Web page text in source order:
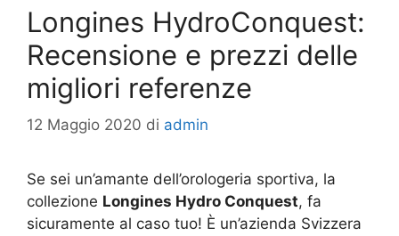
Longines HydroConquest:
Recensione e prezzi delle
migliori referenze
12 Maggio 2020 di admin
Se sei un’amante dell’orologeria sportiva, la
collezione Longines Hydro Conquest, fa
sicuramente al caso tuo! È un’azienda Svizzera